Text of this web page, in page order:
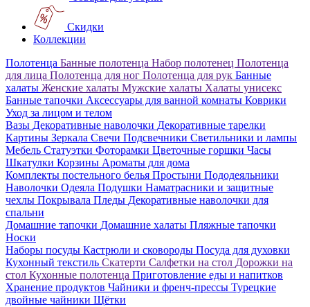
Скидки
Коллекции
Полотенца Банные полотенца Набор полотенец Полотенца
для лица Полотенца для ног Полотенца для рук Банные
халаты Женские халаты Мужские халаты Халаты унисекс
Банные тапочки Аксессуары для ванной комнаты Коврики
Уход за лицом и телом
Вазы Декоративные наволочки Декоративные тарелки
Картины Зеркала Свечи Подсвечники Светильники и лампы
Мебель Статуэтки Фоторамки Цветочные горшки Часы
Шкатулки Корзины Ароматы для дома
Комплекты постельного белья Простыни Пододеяльники
Наволочки Одеяла Подушки Наматрасники и защитные
чехлы Покрывала Пледы Декоративные наволочки для
спальни
Домашние тапочки Домашние халаты Пляжные тапочки
Носки
Наборы посуды Кастрюли и сковороды Посуда для духовки
Кухонный текстиль Скатерти Салфетки на стол Дорожки на
стол Кухонные полотенца Приготовление еды и напитков
Хранение продуктов Чайники и френч-прессы Турецкие
двойные чайники Щётки